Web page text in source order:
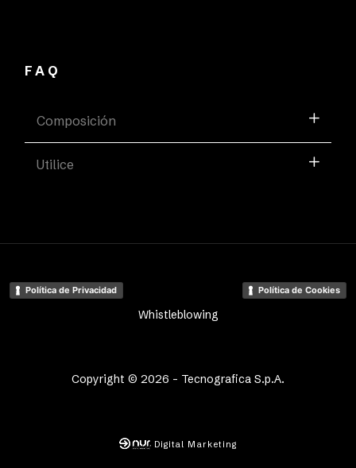
FAQ
Composición
Utilice
Copyright © 2026 - Tecnografica S.p.A.
Política de Privacidad Política de Cookies
Whistleblowing
Digital Marketing